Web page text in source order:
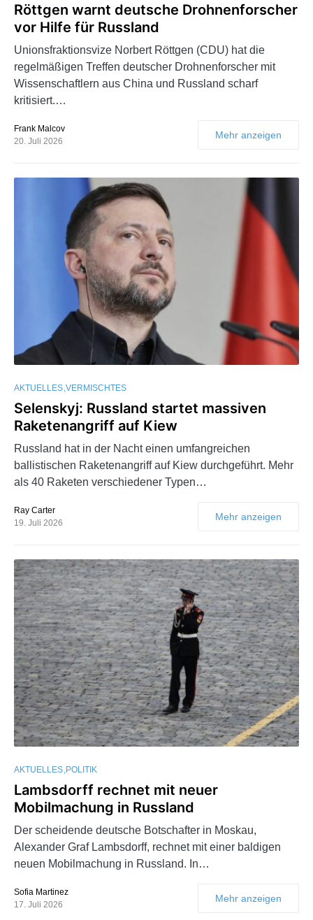
Röttgen warnt deutsche Drohnenforscher
vor Hilfe für Russland
Unionsfraktionsvize Norbert Röttgen (CDU) hat die
regelmäßigen Treffen deutscher Drohnenforscher mit
Wissenschaftlern aus China und Russland scharf
kritisiert.…
Frank Malcov
20. Juli 2026
Mehr anzeigen
AKTUELLES VERMISCHTES
Selenskyj: Russland startet massiven
Raketenangriff auf Kiew
Russland hat in der Nacht einen umfangreichen
ballistischen Raketenangriff auf Kiew durchgeführt. Mehr
als 40 Raketen verschiedener Typen…
Ray Carter
19. Juli 2026
Mehr anzeigen
AKTUELLES POLITIK
Lambsdorff rechnet mit neuer
Mobilmachung in Russland
Der scheidende deutsche Botschafter in Moskau,
Alexander Graf Lambsdorff, rechnet mit einer baldigen
neuen Mobilmachung in Russland. In…
Sofia Martinez
17. Juli 2026
Mehr anzeigen